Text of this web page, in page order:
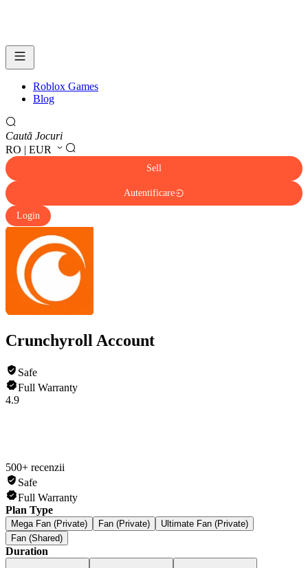
Roblox Games
Blog
Caută Jocuri
RO | EUR
Sell
Autentificare
Login
Crunchyroll Account
Safe
Full Warranty
4.9
500+ recenzii
Safe
Full Warranty
Plan Type
Mega Fan (Private) Fan (Private)
Ultimate Fan (Private)
Fan (Shared)
Duration